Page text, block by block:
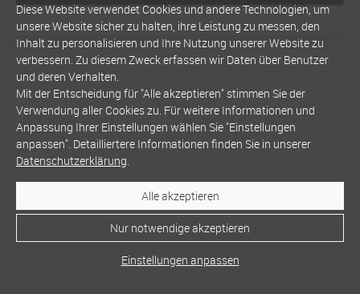
Diese Website verwendet Cookies und andere Technologien, um
unsere Website sicher zu halten, ihre Leistung zu messen, den
Inhalt zu personalisieren und Ihre Nutzung unserer Website zu
verbessern. Zu diesem Zweck erfassen wir Daten über Benutzer
und deren Verhalten.
Mit der Entscheidung für "Alle akzeptieren" stimmen Sie der
Verwendung aller Cookies zu. Für weitere Informationen und
Anpassung Ihrer Einstellungen wählen Sie "Einstellungen
anpassen". Detailliertere Informationen finden Sie in unserer
Datenschutzerklärung.
Alle akzeptieren
Nur notwendige akzeptieren
Einstellungen anpassen